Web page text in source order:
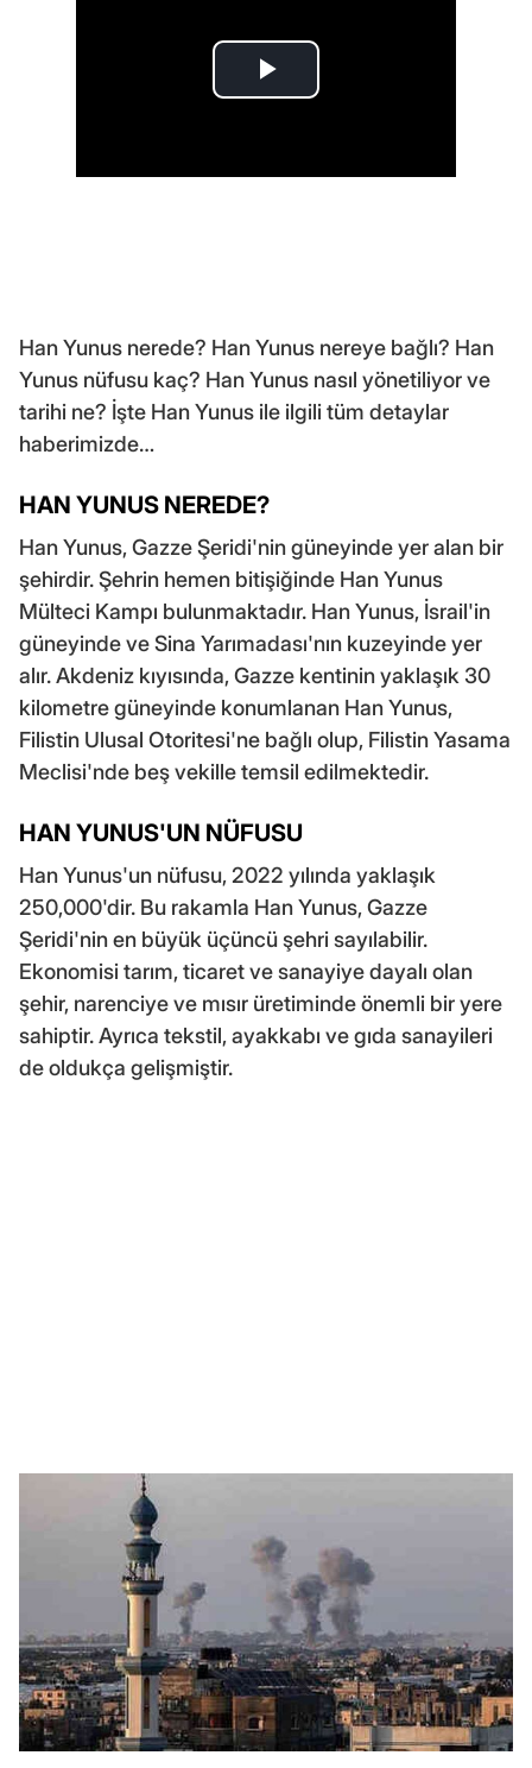
Han Yunus nerede? Han Yunus nereye bağlı? Han
Yunus nüfusu kaç? Han Yunus nasıl yönetiliyor ve
tarihi ne? İşte Han Yunus ile ilgili tüm detaylar
haberimizde…
HAN YUNUS NEREDE?
Han Yunus, Gazze Şeridi'nin güneyinde yer alan bir
şehirdir. Şehrin hemen bitişiğinde Han Yunus
Mülteci Kampı bulunmaktadır. Han Yunus, İsrail'in
güneyinde ve Sina Yarımadası'nın kuzeyinde yer
alır. Akdeniz kıyısında, Gazze kentinin yaklaşık 30
kilometre güneyinde konumlanan Han Yunus,
Filistin Ulusal Otoritesi'ne bağlı olup, Filistin Yasama
Meclisi'nde beş vekille temsil edilmektedir.
HAN YUNUS'UN NÜFUSU
Han Yunus'un nüfusu, 2022 yılında yaklaşık
250,000'dir. Bu rakamla Han Yunus, Gazze
Şeridi'nin en büyük üçüncü şehri sayılabilir.
Ekonomisi tarım, ticaret ve sanayiye dayalı olan
şehir, narenciye ve mısır üretiminde önemli bir yere
sahiptir. Ayrıca tekstil, ayakkabı ve gıda sanayileri
de oldukça gelişmiştir.